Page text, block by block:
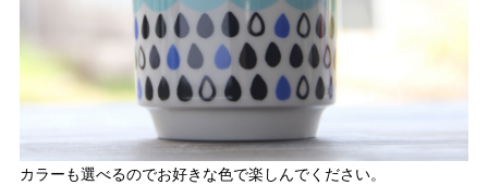
カラーも選べるのでお好きな色で楽しんでください。